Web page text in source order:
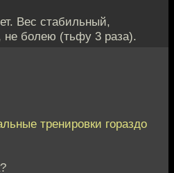
Вес стабильный,
не болею (тьфу 3 раза).
тренировки гораздо